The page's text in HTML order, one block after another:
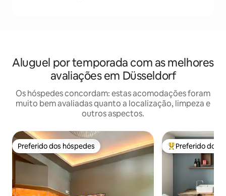
Aluguel por temporada com as melhores
avaliações em Düsseldorf
Os hóspedes concordam: estas acomodações foram
muito bem avaliadas quanto a localização, limpeza e
outros aspectos.
Preferido dos hóspedes
Preferido dos hóspedes Entre os
Preferido dos